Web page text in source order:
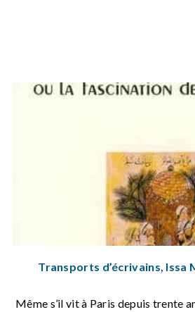
Transports d’écrivains, Issa
Même s’il vit à Paris depuis trente